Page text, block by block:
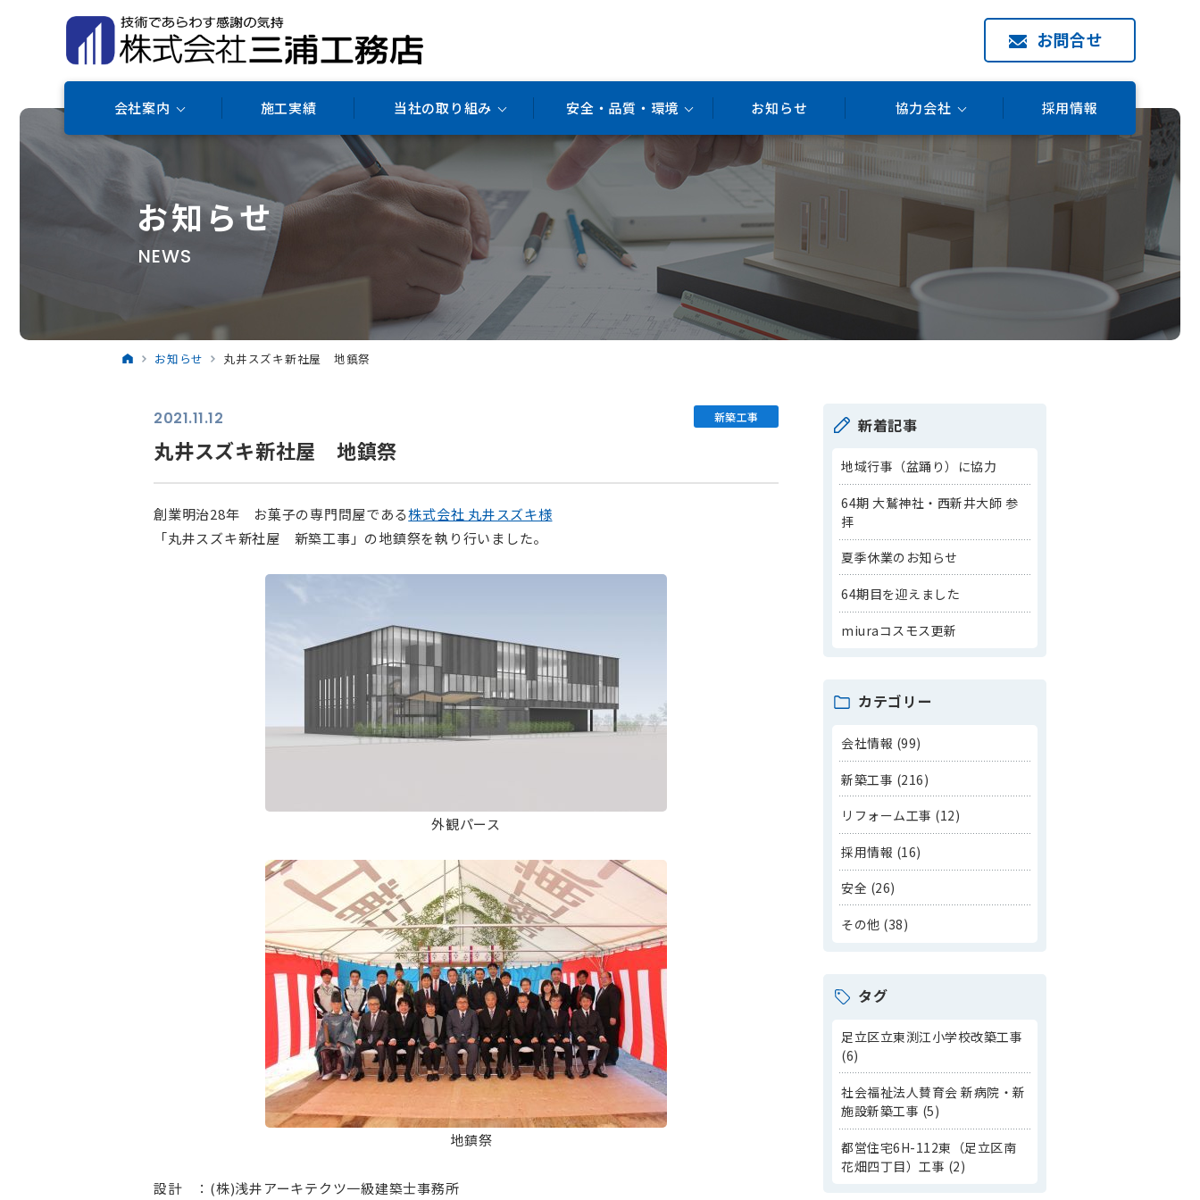
お問合せ
会社案内 施工実績 当社の取り組み 安全・品質・環境 お知らせ 協力会社 採用情報
お知らせ
NEWS
お知らせ 丸井スズキ新社屋 地鎮祭
2021.11.12 新築工事
丸井スズキ新社屋 地鎮祭
創業明治28年 お菓子の専門問屋である株式会社 丸井スズキ様
「丸井スズキ新社屋 新築工事」の地鎮祭を執り行いました。
外観パース
⠀地鎮祭
設計 ：(株)浅井アーキテクツ一級建築士事務所
新着記事
地域行事（盆踊り）に協力
64期 大鷲神社・西新井大師 参
拝
夏季休業のお知らせ
64期目を迎えました
miuraコスモス更新
カテゴリー
会社情報 (99)
新築工事 (216)
リフォーム工事 (12)
採用情報 (16)
安全 (26)
その他 (38)
タグ
足立区立東渕江小学校改築工事
(6)
社会福祉法人賛育会 新病院・新
施設新築工事 (5)
都営住宅6H-112東（足立区南
花畑四丁目）工事 (2)